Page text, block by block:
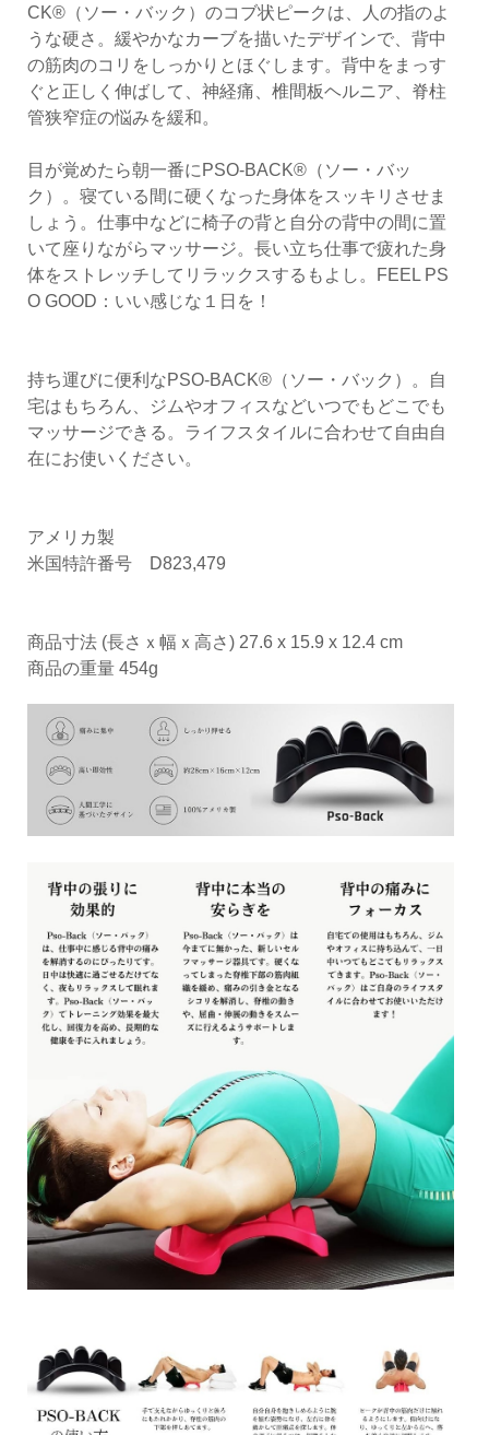
CK®（ソー・バック）のコブ状ピークは、人の指のよ
うな硬さ。緩やかなカーブを描いたデザインで、背中
の筋肉のコリをしっかりとほぐします。背中をまっす
ぐと正しく伸ばして、神経痛、椎間板ヘルニア、脊柱
管狭窄症の悩みを緩和。
目が覚めたら朝一番にPSO-BACK®（ソー・バッ
ク）。寝ている間に硬くなった身体をスッキリさせま
しょう。仕事中などに椅子の背と自分の背中の間に置
いて座りながらマッサージ。長い立ち仕事で疲れた身
体をストレッチしてリラックスするもよし。FEEL PS
O GOOD：いい感じな１日を！
持ち運びに便利なPSO-BACK®（ソー・バック）。自
宅はもちろん、ジムやオフィスなどいつでもどこでも
マッサージできる。ライフスタイルに合わせて自由自
在にお使いください。
アメリカ製
米国特許番号 D823,479
商品寸法 (長さｘ幅ｘ高さ) 27.6 x 15.9 x 12.4 cm
商品の重量 454g